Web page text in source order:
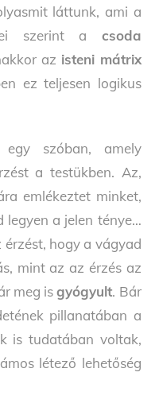
láttunk, ami a
szerint a csoda
az isteni mátrix
ez teljesen logikus
egy szóban, amely
a testükben. Az,
emlékeztet minket,
legyen a jelen ténye…
hogy a vágyad
mint az az érzés az
meg isgyógyult. Bár
pillanatában a
is tudatában voltak,
létező lehetőség